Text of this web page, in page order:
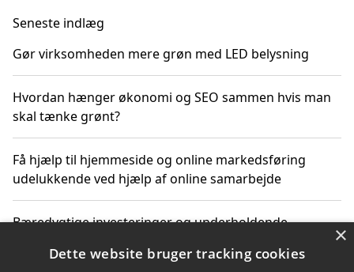
Seneste indlæg
Gør virksomheden mere grøn med LED belysning
Hvordan hænger økonomi og SEO sammen hvis man
skal tænke grønt?
Få hjælp til hjemmeside og online markedsføring
udelukkende ved hjælp af online samarbejde
Bæredygtige investeringer og underholdende
×
Dette website bruger tracking cookies